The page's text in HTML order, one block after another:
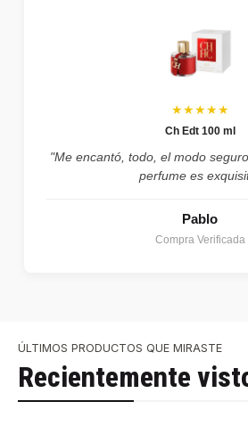
★★★★★
Ch Edt 100 ml
"Me encantó, todo, el modo
perfume es
Pablo
Compra Verificada
ÚLTIMOS PRODUCTOS QUE MIRASTE
Recientemente